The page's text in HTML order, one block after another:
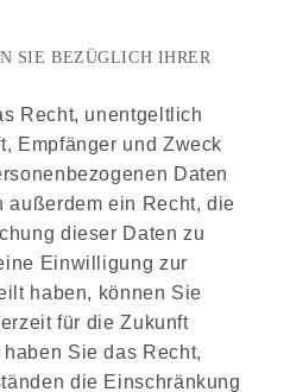
SIE BEZÜGLICH IHRER
Recht, unentgeltlich
Empfänger und Zweck
Daten
außerdem ein Recht, die
dieser Daten zu
Einwilligung zur
haben, können Sie
für die Zukunft
Sie das Recht,
die Einschränkung